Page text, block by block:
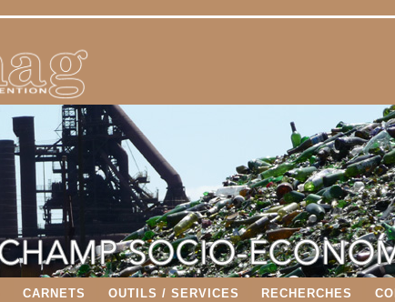
CARNETS OUTILS / SERVICES RECHERCHES